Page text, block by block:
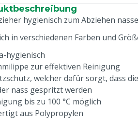
hygienisch zum Abziehen
in verschiedenen Farben und
hygienisch
zur effektiven Reinigung
welcher dafür sorgt, dass
nass gespritzt werden
bis zu 100 °C möglich
aus Polypropylen